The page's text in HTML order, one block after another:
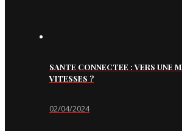
SANTE CONNECTEE : VERS UNE
VITESSES ?
02/04/2024